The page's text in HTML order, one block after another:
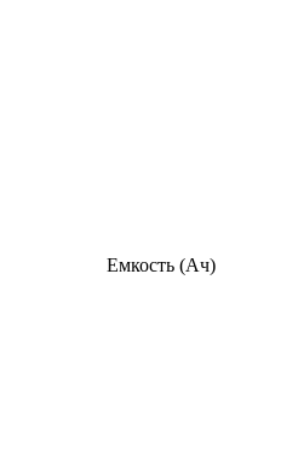
Емкость (Ач)